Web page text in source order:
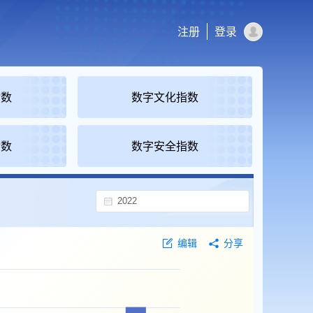
注册 登录
数字文化指数
数字安全指数
编辑 分享